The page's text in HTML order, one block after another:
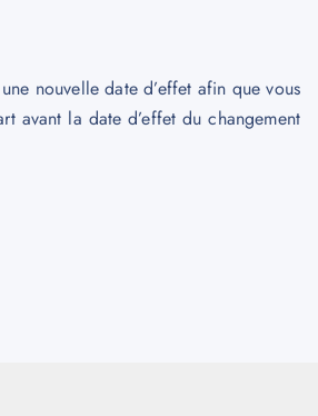
nouvelle date d’effet afin que vous
avant la date d’effet du changement